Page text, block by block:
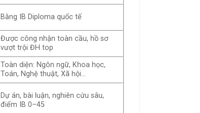
Bằng IB Diploma quốc tế
Được công nhận toàn cầu, hồ sơ
vượt trội ĐH top
Toàn diện: Ngôn ngữ, Khoa học,
Toán, Nghệ thuật, Xã hội…
Dự án, bài luận, nghiên cứu sâu,
điểm IB 0–45